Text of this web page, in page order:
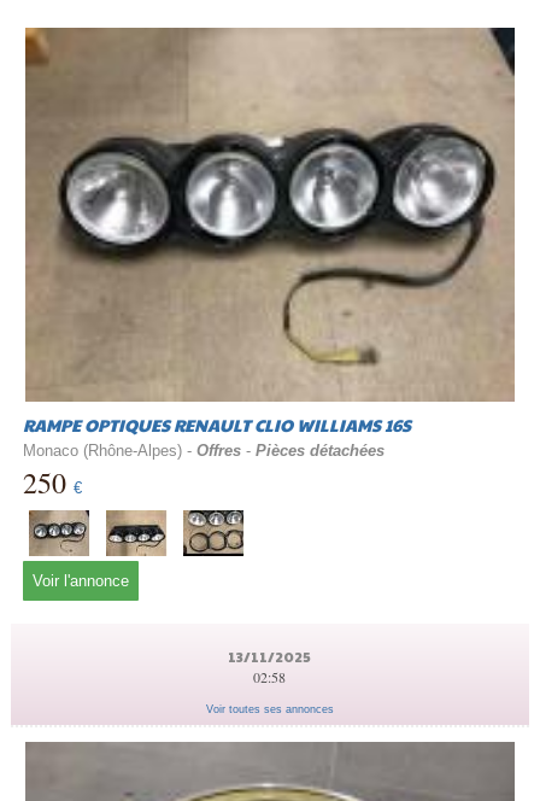
RAMPE OPTIQUES RENAULT CLIO WILLIAMS 16S
Monaco (Rhône-Alpes) - Offres- Pièces détachées
250 €
Voir l'annonce
13/11/2025
02:58
Voir toutes ses annonces